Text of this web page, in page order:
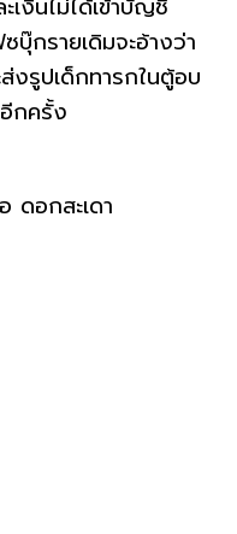
งินไม่ได้เข้าบัญชี
บุ๊กรายเดิมจะอ้างว่า
งรูปเด็กทารกในตู้อบ
กครั้ง